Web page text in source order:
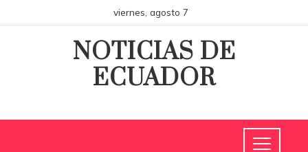
viernes, agosto 7
NOTICIAS DE
ECUADOR